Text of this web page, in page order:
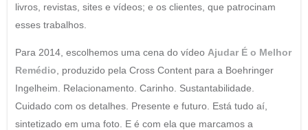
livros, revistas, sites e vídeos; e os clientes, que patrocinam
esses trabalhos.
Para 2014, escolhemos uma cena do vídeo Ajudar É o Melhor
Remédio , produzido pela Cross Content para a Boehringer
Ingelheim. Relacionamento. Carinho. Sustantabilidade.
Cuidado com os detalhes. Presente e futuro. Está tudo aí,
sintetizado em uma foto. E é com ela que marcamos a